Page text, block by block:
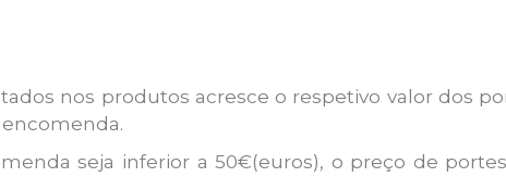
nos produtos acresce o respetivo valor dos
seja inferior a 50€(euros), o preço de